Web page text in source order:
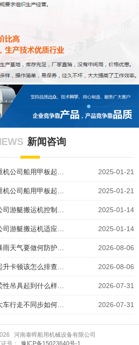
新闻咨询
公司船用甲板起… 2025-01-21
公司船用甲板起… 2025-01-21
游艇搬运机控制… 2025-01-14
游艇搬运机适应… 2025-01-14
天气要做何防护… 2026-08-06
卡顿该怎么排查… 2026-08-06
性吊具起到什么样… 2026-07-31
车行走不同步如何… 2026-07-31
河南泰晖船用机械设备有限公司
号：
豫ICP备15023640号-1